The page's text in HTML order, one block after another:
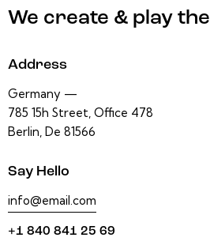
We create & play the
Address
Germany —
785 15h Street, Office 478
Berlin, De 81566
Say Hello
info@email.com
+1 840 841 25 69